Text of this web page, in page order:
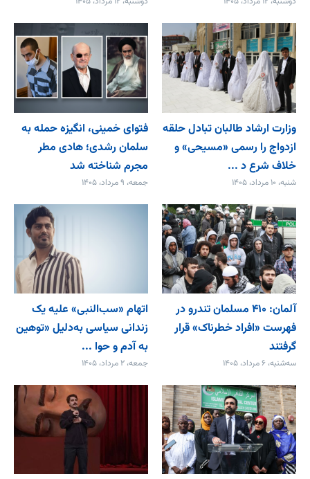
وزارت ارشاد طالبان تبادل حلقه
ازدواج را رسمی «مسیحی» و
خلاف شرع د ...
شنبه، ۱۰ مرداد، ۱۴۰۵
فتوای خمینی، انگیزه حمله به
سلمان رشدی؛ هادی مطر
مجرم شناخته شد
جمعه، ۹ مرداد، ۱۴۰۵
آلمان: ۴۱۰ مسلمان تندرو در
فهرست «افراد خطرناک» قرار
گرفتند
سه‌شنبه، ۶ مرداد، ۱۴۰۵
اتهام «سب‌النبی» علیه یک
زندانی سیاسی به‌دلیل «توهین
به آدم و حوا ...
جمعه، ۲ مرداد، ۱۴۰۵